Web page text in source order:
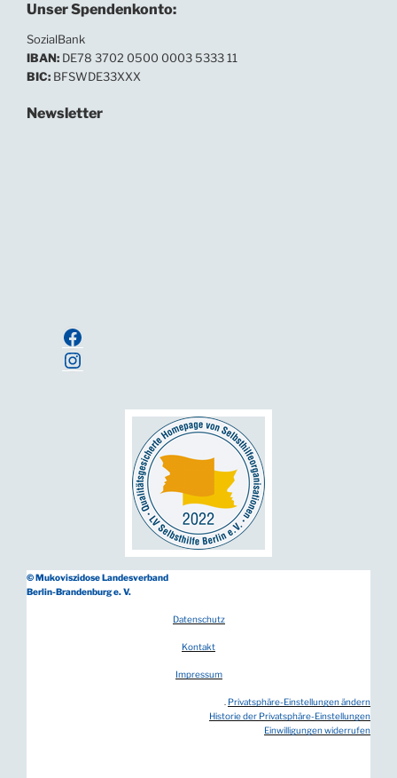
Unser Spendenkonto:
SozialBank
IBAN: DE78 3702 0500 0003 5333 11
BIC: BFSWDE33XXX
Newsletter
Facebook
Instagram
© Mukoviszidose Landesverband
Berlin-Brandenburg e. V.
Datenschutz
Kontakt
Impressum
Privatsphäre-Einstellungen ändern
Historie der Privatsphäre-Einstellungen
Einwilligungen widerrufen